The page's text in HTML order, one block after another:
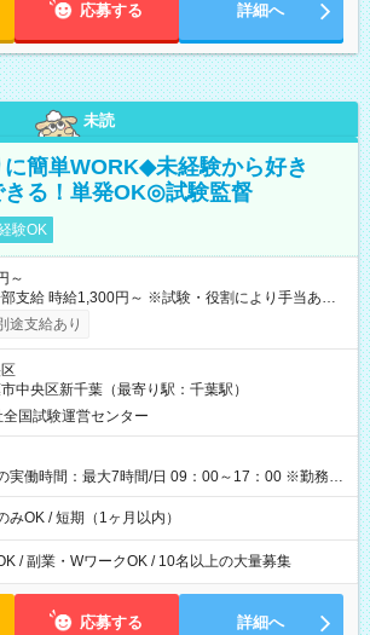
応募する 詳細へ
未読
簡単WORK◆未経験から好き
きる！単発OK◎試験監督
験OK
～
役割により手当あり
より昇給あり 【即給（前払い）オプションあ
される場合、勤務から1週間ほどで給与の一部を受け
塾模擬試験 8:30～17:30（休憩1時間） 時給1,300円
10,400円＋交通費 ※当日の役割により時給＋100
・国家試験 7:00～13:30（休憩なし） 時給1,300
＋100円）×6時間＝日収8,400円＋交通費 【試用期
なし
途支給あり
中央区新千葉（最寄り駅：千葉駅）
国試験運営センター
実働時間：最大7時間/日 09：00～17：00 ※勤務時
より異なります。
みOK / 短期（1ヶ月以内）
/ 副業・WワークOK / 10名以上の大量募集
応募する 詳細へ